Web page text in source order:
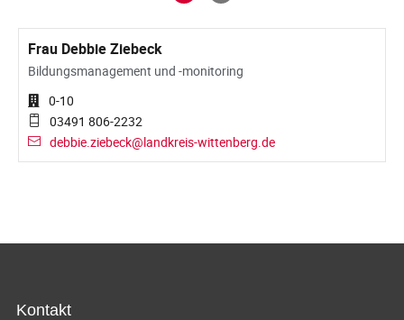
Frau Debbie Ziebeck
Bildungsmanagement und -monitoring
0-10
03491 806-2232
debbie.ziebeck@landkreis-wittenberg.de
Kontakt